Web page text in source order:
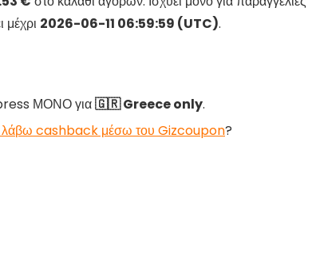
2026-06-11 06:59:59 (UTC).
ΜΟΝΟ για🇬🇷 Greece only.
cashback μέσω του Gizcoupon?